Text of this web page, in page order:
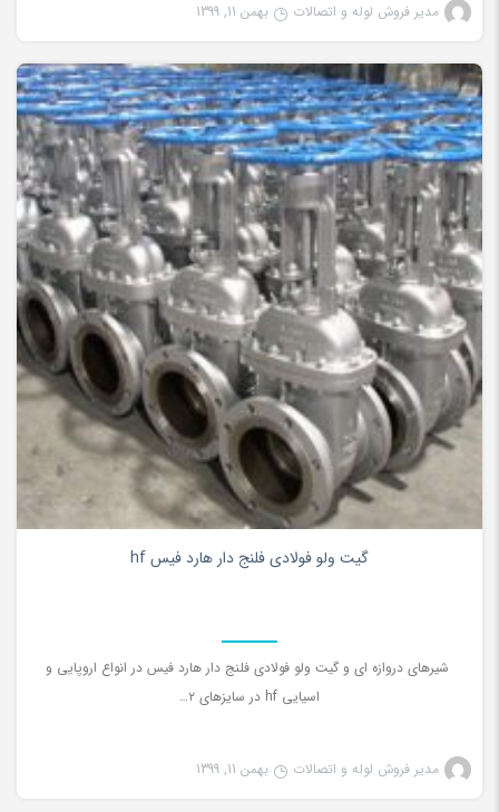
مدیر فروش لوله و اتصالات بهمن 11, 1399
گیت ولو فولادی فلنج دار هارد فیس hf
شیرهای دروازه ای و گیت ولو فولادی فلنج دار هارد فیس در انواع اروپایی و
اسیایی hf در سایزهای ۲…
مدیر فروش لوله و اتصالات بهمن 11, 1399